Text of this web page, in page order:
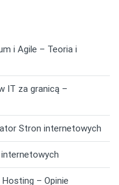
i Agile – Teoria i
IT za granicą –
Stron internetowych
– Opinie